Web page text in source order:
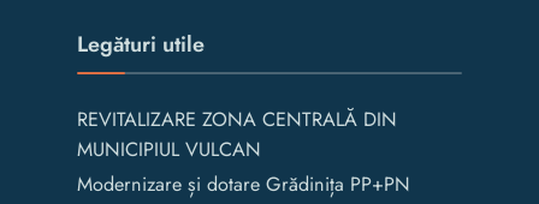
Legături utile
REVITALIZARE ZONA CENTRALĂ DIN
MUNICIPIUL VULCAN
Modernizare și dotare Grădinița PP+PN